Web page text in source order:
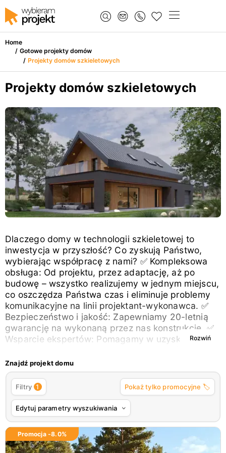
Home
/ Gotowe projekty domów
/ Projekty domów szkieletowych
Projekty domów szkieletowych
Dlaczego domy w technologii szkieletowej to
inwestycja w przyszłość? Co zyskują Państwo,
wybierając współpracę z nami? ✅ Kompleksowa
obsługa: Od projektu, przez adaptację, aż po
budowę – wszystko realizujemy w jednym miejscu,
co oszczędza Państwa czas i eliminuje problemy
komunikacyjne na linii projektant-wykonawca. ✅
Bezpieczeństwo i jakość: Zapewniamy 20-letnią
gwarancję na wykonaną przez nas konstrukcję. ✅
Wsparcie ekspertów: Pomagamy w uzyskaniu
WAŻNE! Przy podpisaniu z nami umowy na
budowę, oferujemy nasz wkład w Państwa
inwestycję: Zwrot kosztów zakupu projektu =
Projekt budowlany GRATIS. Darmowe rysunki
zamienne (konstrukcyjne) w przypadku
wprowadzania zmian. Błyskawiczny czas realizacji
i brak przestojów technologicznych Największą
przewagą domów drewnianych szkieletowych jest
tzw. sucha zabudowa. W przeciwieństwie do
Rozwiń
Znajdź projekt domu
Filtry 1 Pokaż tylko promocyjne 🏷️
Edytuj parametry wyszukiwania
Promocja -8.0%